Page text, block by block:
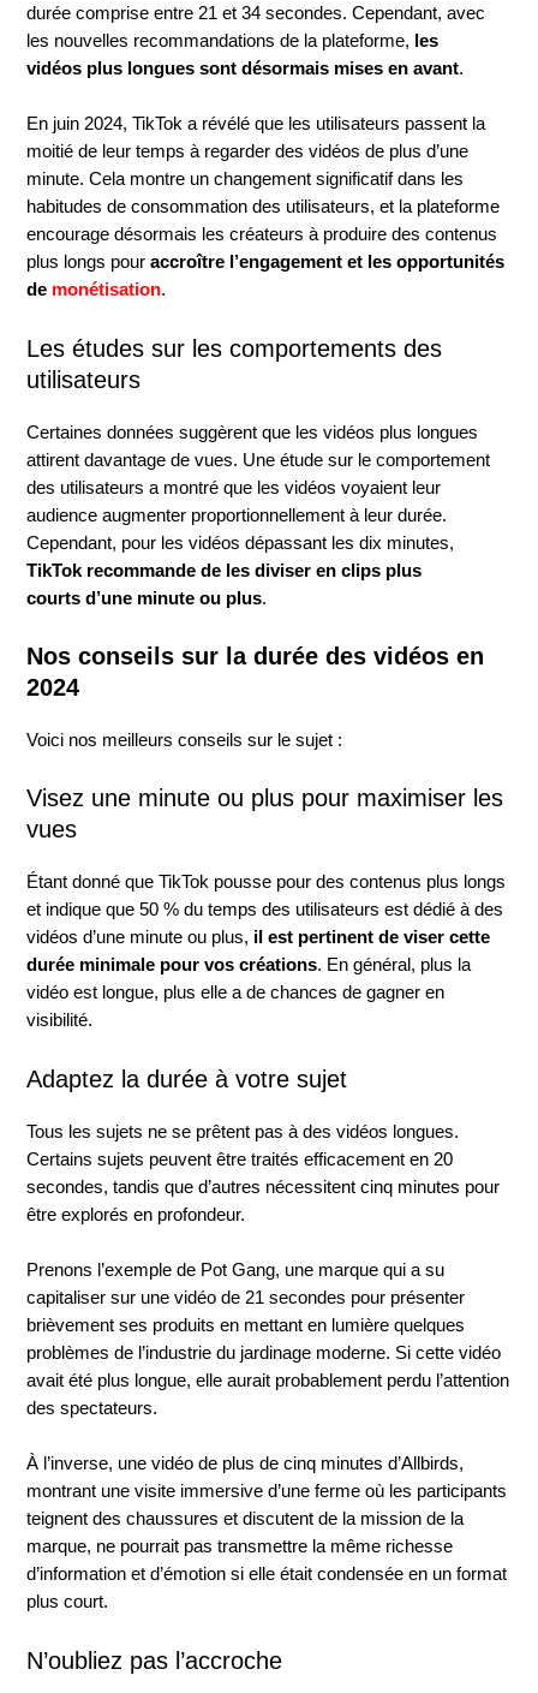
durée comprise entre 21 et 34 secondes. Cependant, avec
les nouvelles recommandations de la plateforme, les
vidéos plus longues sont désormais mises en avant.
En juin 2024, TikTok a révélé que les utilisateurs passent la
moitié de leur temps à regarder des vidéos de plus d’une
minute. Cela montre un changement significatif dans les
habitudes de consommation des utilisateurs, et la plateforme
encourage désormais les créateurs à produire des contenus
plus longs pouraccroître l’engagement et les opportunités
de monétisation.
Les études sur les comportements des
utilisateurs
Certaines données suggèrent que les vidéos plus longues
attirent davantage de vues. Une étude sur le comportement
des utilisateurs a montré que les vidéos voyaient leur
audience augmenter proportionnellement à leur durée.
Cependant, pour les vidéos dépassant les dix minutes,
TikTok recommande de les diviser en clips plus
courts d’une minute ou plus.
Nos conseils sur la durée des vidéos en
2024
Voici nos meilleurs conseils sur le sujet :
Visez une minute ou plus pour maximiser les
vues
Étant donné que TikTok pousse pour des contenus plus longs
et indique que 50 % du temps des utilisateurs est dédié à des
vidéos d’une minute ou plus, il est pertinent de viser cette
durée minimale pour vos créations. En général, plus la
vidéo est longue, plus elle a de chances de gagner en
visibilité.
Adaptez la durée à votre sujet
Tous les sujets ne se prêtent pas à des vidéos longues.
Certains sujets peuvent être traités efficacement en 20
secondes, tandis que d’autres nécessitent cinq minutes pour
être explorés en profondeur.
Prenons l’exemple de Pot Gang, une marque qui a su
capitaliser sur une vidéo de 21 secondes pour présenter
brièvement ses produits en mettant en lumière quelques
problèmes de l’industrie du jardinage moderne. Si cette vidéo
avait été plus longue, elle aurait probablement perdu l’attention
des spectateurs.
À l’inverse, une vidéo de plus de cinq minutes d’Allbirds,
montrant une visite immersive d’une ferme où les participants
teignent des chaussures et discutent de la mission de la
marque, ne pourrait pas transmettre la même richesse
d’information et d’émotion si elle était condensée en un format
plus court.
N’oubliez pas l’accroche